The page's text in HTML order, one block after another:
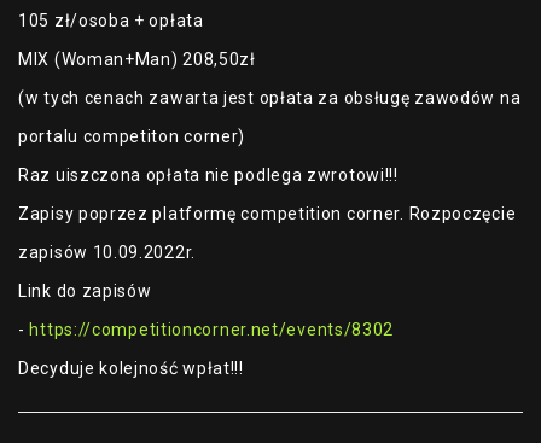
105 zł/osoba + opłata
MIX (Woman+Man) 208,50zł
(w tych cenach zawarta jest opłata za obsługę zawodów na
portalu competiton corner)
Raz uiszczona opłata nie podlega zwrotowi!!!
Zapisy poprzez platformę competition corner. Rozpoczęcie
zapisów 10.09.2022r.
Link do zapisów
- https://competitioncorner.net/events/8302
Decyduje kolejność wpłat!!!